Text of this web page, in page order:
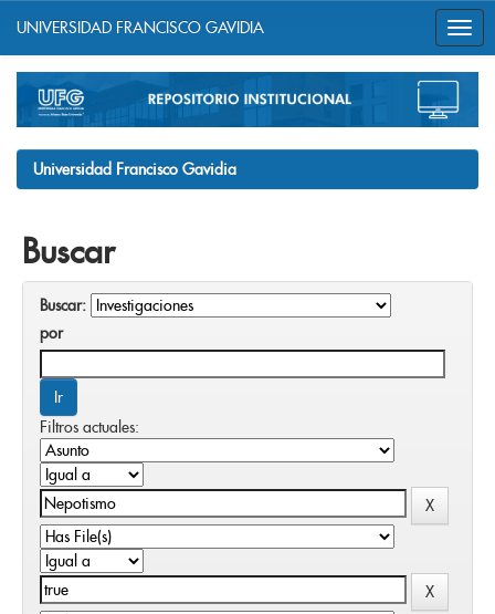
navigation
UNIVERSIDAD FRANCISCO GAVIDIA
Universidad Francisco Gavidia
Buscar
Buscar:
por
Filtros actuales: